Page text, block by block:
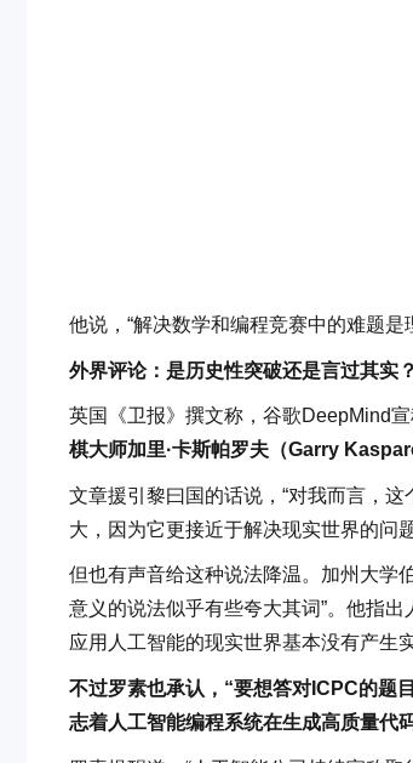
他说，“解决数学和编程竞赛中的难题
外界评论：是历史性突破还是言过其实？
英国《卫报》撰文称，谷歌DeepMind宣
棋大师加里·卡斯帕罗夫（Garry
文章援引黎曰国的话说，“对我而言，
大，因为它更接近于解决现实世界的问
但也有声音给这种说法降温。加州大学
意义的说法似乎有些夸大其词”。他指
应用人工智能的现实世界基本没有产生实
不过罗素也承认，“要想答对ICPC的题
志着人工智能编程系统在生成高质量代